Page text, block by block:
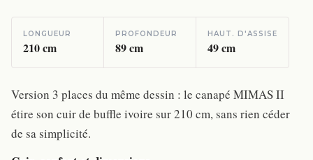
LONGUEUR
210cm
PROFONDEUR
89cm
HAUT. D'ASSISE
49cm
Version 3 places du même dessin : le canapé MIMAS II
étire son cuir de buffle ivoire sur 210 cm, sans rien céder
de sa simplicité.